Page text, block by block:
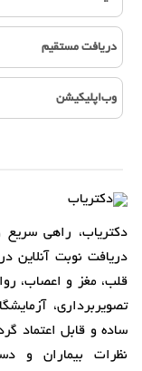
دریافت مستقیم
وب‌اپلیکیشن
دکتریاب، راهی
دریافت نوبت آنلاین
قلب، مغز و اعصاب،
تصویربرداری،
ساده و قابل اعتماد
نظرات بیماران و